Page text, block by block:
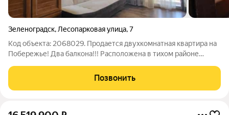
Зеленоградск, Лесопарковая улица,7
Код объекта: 2068029. Продается двухкомнатная квартира на
Побережье! Два балкона!!! Расположена в тихом районе
третьем этаже. - Общая площадь квартиры- 53.2 кв.м., -
Комнаты раздельные- 16.9 и
Позвонить